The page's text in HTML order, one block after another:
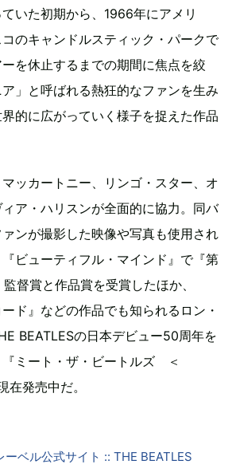
いた初期から、1966年にアメリ
のキャンドルスティック・パークで
を休止するまでの期間に焦点を絞
」と呼ばれる熱狂的なファンを生み
的に広がっていく様子を捉えた作品
ッカートニー、リンゴ・スター、オ
ア・ハリスンが全面的に協力。同バ
ンが撮影した映像や写真も使用され
ビューティフル・マインド』で『第
督賞と作品賞を受賞したほか、
ード』などの作品でも知られるロン・
BEATLESの日本デビュー50周年を
『ミート・ザ・ビートルズ ＜
在発売中だ。
ベル公式サイト :: THE BEATLES